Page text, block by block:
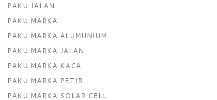
PAKU JALAN
PAKU MARKA
PAKU MARKA ALUMUNIUM
PAKU MARKA JALAN
PAKU MARKA KACA
PAKU MARKA PETIR
PAKU MARKA SOLAR CELL